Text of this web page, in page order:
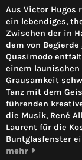
Aus Victor Hugos
ein lebendiges,
Zwischen der in
dem von
Quasimodo
einem launischen
Grausamkeit
Tanz mit dem
führenden
die Musik, René
Laurent für die
Buntglasfenster
mehr